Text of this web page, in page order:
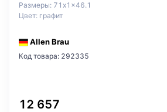
Размеры: 71x1x46.1
Цвет: графит
Allen Brau
Код товара: 292335
12 657